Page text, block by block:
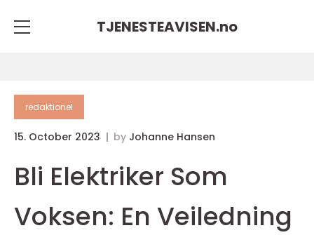
TJENESTEAVISEN.no
redaktionel
15. October 2023 by Johanne Hansen
Bli Elektriker Som
Voksen: En Veiledning